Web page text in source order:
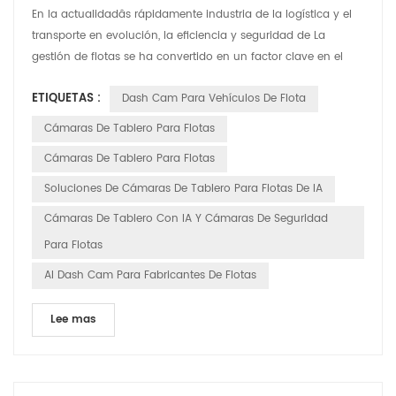
En la actualidadâs rápidamente industria de la logística y el
transporte en evolución, la eficiencia y seguridad de La
gestión de flotas se ha convertido en un factor clave en el
los avances tecnológicos, las cámaras de tablero inteligentes
tienen transformado de simples herramientas de grabación
ETIQUETAS :
Dash Cam Para Vehículos De Flota
Cámaras De Tablero Para Flotas
Cámaras De Tablero Para Flotas
Soluciones De Cámaras De Tablero Para Flotas De IA
Cámaras De Tablero Con IA Y Cámaras De Seguridad
Para Flotas
AI Dash Cam Para Fabricantes De Flotas
Lee mas